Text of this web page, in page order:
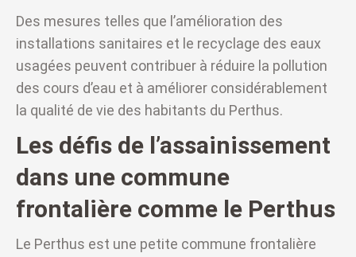
Des mesures telles que l’amélioration des
installations sanitaires et le recyclage des eaux
usagées peuvent contribuer à réduire la pollution
des cours d’eau et à améliorer considérablement
la qualité de vie des habitants du Perthus.
Les défis de l’assainissement
dans une commune
frontalière comme le Perthus
Le Perthus est une petite commune frontalière